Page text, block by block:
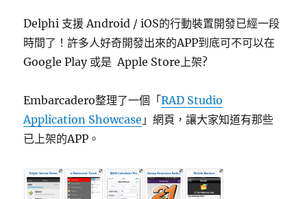
Delphi 支援 Android / iOS的行動裝置開發已經一段
時間了！許多人好奇開發出來的APP到底可不可以在
Google Play 或是 Apple Store上架?
Embarcadero整理了一個「RAD Studio
Application Showcase 」網頁，讓大家知道有那些
已上架的APP。